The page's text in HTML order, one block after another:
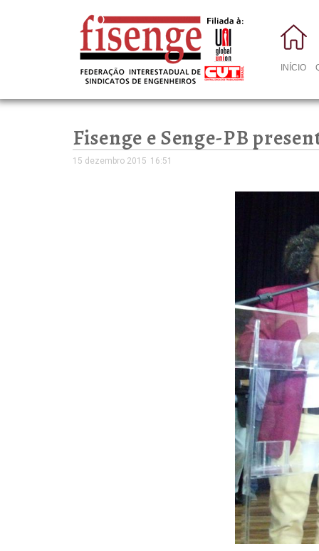
INÍCIO
Fisenge e Senge-PB
15 dezembro 2015 16:51